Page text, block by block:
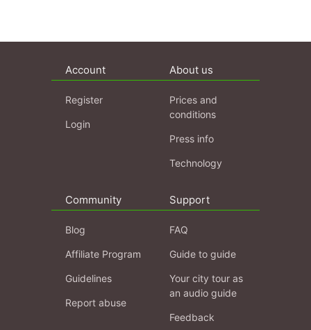
Account
Register
Login
About us
Prices and
conditions
Press info
Technology
Community
Blog
Affiliate Program
Guidelines
Report abuse
Support
FAQ
Guide to guide
Your city tour as
an audio guide
Feedback